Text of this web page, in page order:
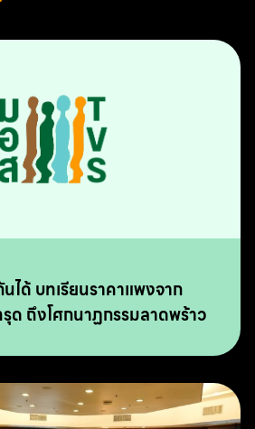
ได้ บทเรียนราคาแพงจาก
ด ถึงโศกนาฏกรรมลาดพร้าว